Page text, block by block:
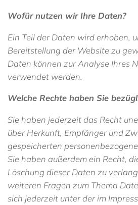
Wofür nutzen wir Ihre Daten?
Ein Teil der Daten wird erhoben,
Bereitstellung der Website zu
Daten können zur Analyse Ihres
verwendet werden.
Welche Rechte haben Sie
Sie haben jederzeit das Recht
über Herkunft, Empfänger und
gespeicherten
Sie haben außerdem ein Recht,
Löschung dieser Daten zu
weiteren Fragen zum Thema
sich jederzeit unter der im